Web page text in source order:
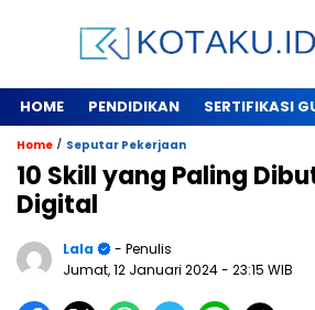
HOME PENDIDIKAN SERTIFIKASI
Home / Seputar Pekerjaan
10 Skill yang Paling
Digital
Lala
- Penulis
Jumat, 12 Januari 2024- 23:15 WIB